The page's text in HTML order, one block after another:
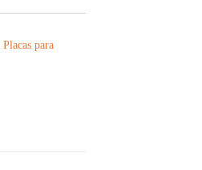
Placas para